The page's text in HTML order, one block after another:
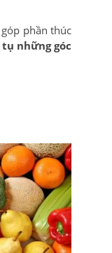
phần thúc
những góc